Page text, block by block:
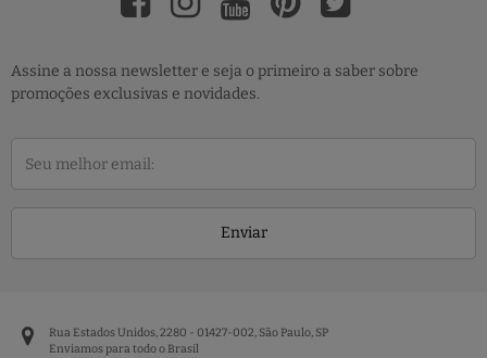
Assine a nossa newsletter e seja o primeiro a saber sobre
promoções exclusivas e novidades.
Enviar
Rua Estados Unidos, 2280 - 01427-002, São Paulo, SP
Enviamos para todo o Brasil